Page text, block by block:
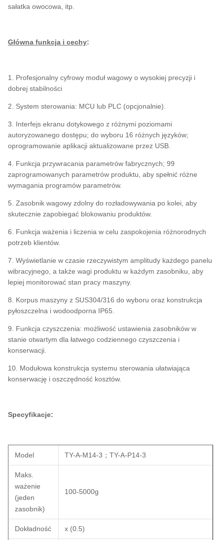
sałatka owocowa , itp.
Główna funkcja i cechy:
1. Profesjonalny cyfrowy moduł wagowy o wysokiej precyzji i
dobrej stabilności
2. System sterowania: MCU lub PLC (opcjonalnie).
3. Interfejs ekranu dotykowego z różnymi poziomami
autoryzowanego dostępu; do wyboru 16 różnych języków;
oprogramowanie aplikacji aktualizowane przez USB.
4. Funkcja przywracania parametrów fabrycznych; 99
zaprogramowanych parametrów produktu, aby spełnić różne
wymagania programów parametrów.
5. Zasobnik wagowy zdolny do rozładowywania po kolei, aby
skutecznie zapobiegać blokowaniu produktów.
6. Funkcja ważenia i liczenia w celu zaspokojenia różnorodnych
potrzeb klientów.
7. Wyświetlanie w czasie rzeczywistym amplitudy każdego panelu
wibracyjnego, a także wagi produktu w każdym zasobniku, aby
lepiej monitorować stan pracy maszyny.
8. Korpus maszyny z SUS304/316 do wyboru oraz konstrukcja
pyłoszczelna i wodoodporna IP65.
9. Funkcja czyszczenia: możliwość ustawienia zasobników w
stanie otwartym dla łatwego codziennego czyszczenia i
konserwacji.
10. Modułowa konstrukcja systemu sterowania ułatwiająca
konserwację i oszczędność kosztów.
Specyfikacje:
Model TY-A-M14-3；TY-A-P14-3
Maks.
ważenie
(jeden
zasobnik)
100-5000g
Dokładność x (0.5)